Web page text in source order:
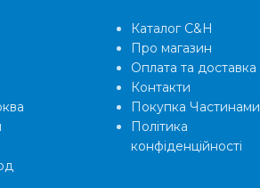
Каталог C&H
Про магазин
Оплата та доставка
Контакти
Покупка Частинами
Політика
конфіденційності